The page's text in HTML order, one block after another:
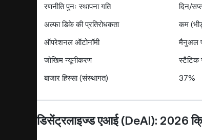
रणनीति पुनः स्थापना गति दिन/
अल्फा डिके की प्रतिरोधकता कम
ऑपरेशनल ऑटोनॉमी मैनुअल
जोखिम न्यूनीकरण स्टैटिक
बाजार हिस्सा (संस्थागत) 37%
डिसेंट्रलाइज्ड एआई (DeAI): 2026